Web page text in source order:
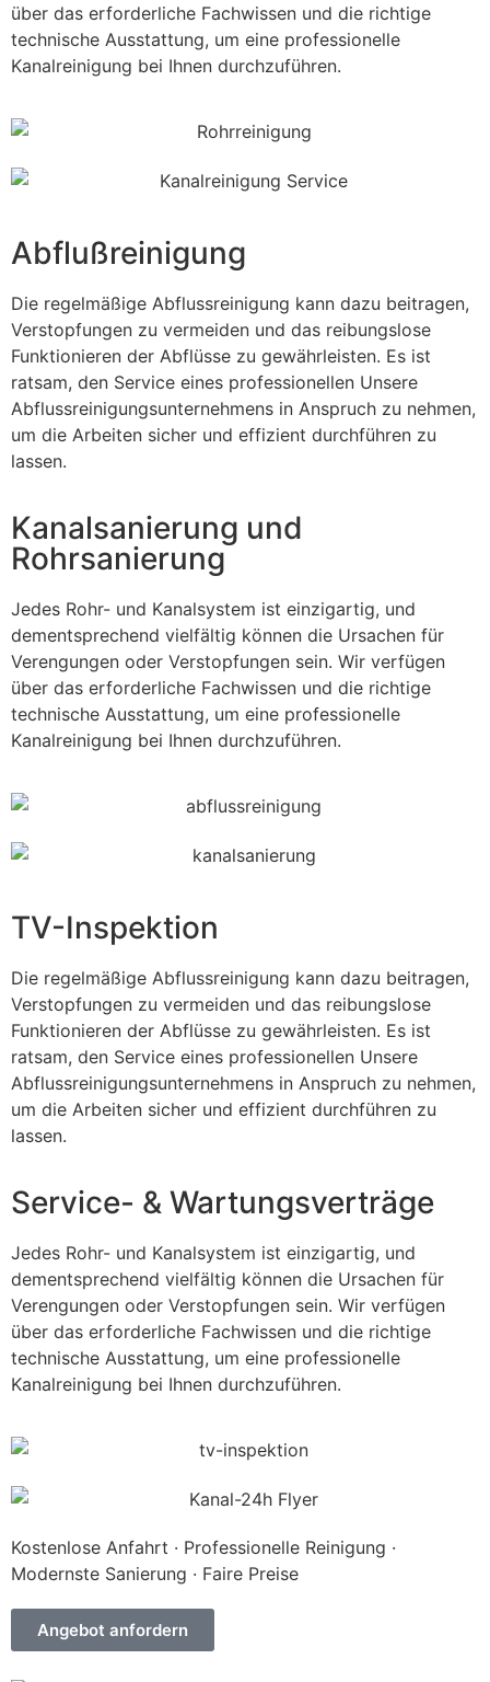
über das erforderliche Fachwissen und die richtige
technische Ausstattung, um eine professionelle
Kanalreinigung bei Ihnen durchzuführen.
Abflußreinigung
Die regelmäßige Abflussreinigung kann dazu beitragen,
Verstopfungen zu vermeiden und das reibungslose
Funktionieren der Abflüsse zu gewährleisten. Es ist
ratsam, den Service eines professionellen Unsere
Abflussreinigungsunternehmens in Anspruch zu nehmen,
um die Arbeiten sicher und effizient durchführen zu
lassen.
Kanalsanierung und
Rohrsanierung
Jedes Rohr- und Kanalsystem ist einzigartig, und
dementsprechend vielfältig können die Ursachen für
Verengungen oder Verstopfungen sein. Wir verfügen
über das erforderliche Fachwissen und die richtige
technische Ausstattung, um eine professionelle
Kanalreinigung bei Ihnen durchzuführen.
TV-Inspektion
Die regelmäßige Abflussreinigung kann dazu beitragen,
Verstopfungen zu vermeiden und das reibungslose
Funktionieren der Abflüsse zu gewährleisten. Es ist
ratsam, den Service eines professionellen Unsere
Abflussreinigungsunternehmens in Anspruch zu nehmen,
um die Arbeiten sicher und effizient durchführen zu
lassen.
Service- & Wartungsverträge
Jedes Rohr- und Kanalsystem ist einzigartig, und
dementsprechend vielfältig können die Ursachen für
Verengungen oder Verstopfungen sein. Wir verfügen
über das erforderliche Fachwissen und die richtige
technische Ausstattung, um eine professionelle
Kanalreinigung bei Ihnen durchzuführen.
Kostenlose Anfahrt · Professionelle Reinigung ·
Modernste Sanierung · Faire Preise
Angebot anfordern